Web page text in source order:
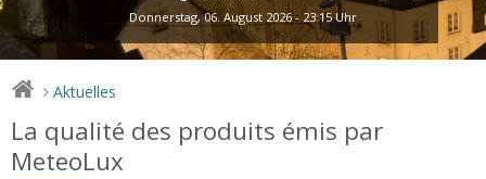
Donnerstag, 06. August 2026 - 23:15 Uhr
> Aktuelles
La qualité des produits émis par
MeteoLux